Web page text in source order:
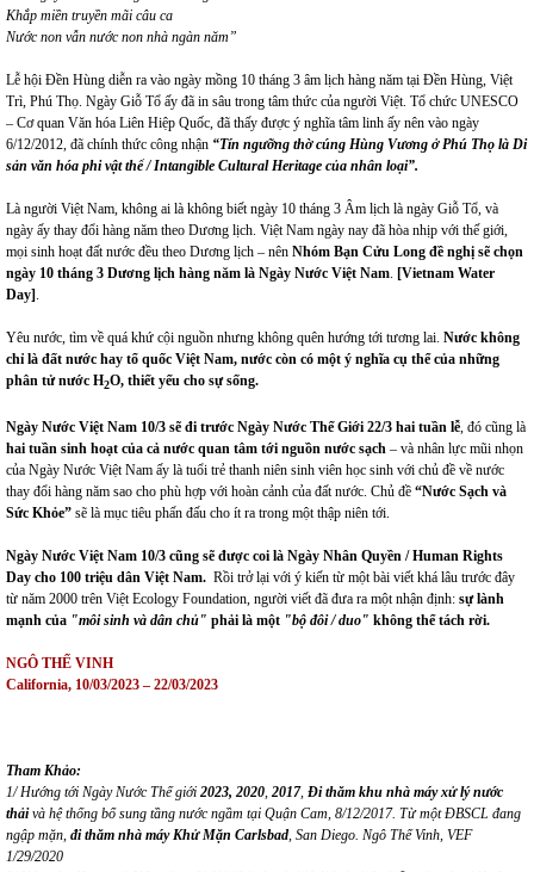
Khắp miền truyền mãi câu ca
Nước non vẫn nước non nhà ngàn năm”
Lễ hội Đền Hùng diễn ra vào ngày mồng 10 tháng 3 âm lịch hàng năm tại Đền Hùng, Việt
Trì, Phú Thọ. Ngày Giỗ Tổ ấy đã in sâu trong tâm thức của người Việt. Tổ chức UNESCO
– Cơ quan Văn hóa Liên Hiệp Quốc, đã thấy được ý nghĩa tâm linh ấy nên vào ngày
6/12/2012, đã chính thức công nhận “Tín ngưỡng thờ cúng Hùng Vương ở Phú Thọ là Di
sản văn hóa phi vật thể/ Intangible Cultural Heritage của nhân loại”.
Là người Việt Nam, không ai là không biết ngày 10 tháng 3 Âm lịch là ngày Giỗ Tổ, và
ngày ấy thay đổi hàng năm theo Dương lịch. Việt Nam ngày nay đã hòa nhịp với thế giới,
mọi sinh hoạt đất nước đều theo Dương lịch – nên Nhóm Bạn Cửu Long đề nghị sẽ chọn
ngày 10 tháng 3 Dương lịch hàng năm là Ngày Nước Việt Nam. [Vietnam Water
Day] .
Yêu nước, tìm về quá khứ cội nguồn nhưng không quên hướng tới tương lai. Nước không
chỉ là đất nước hay tổ quốc Việt Nam, nước còn có một ý nghĩa cụ thể của những
phân tử nước H2O, thiết yếu cho sự sống.
Ngày Nước Việt Nam 10/3 sẽ đi trước Ngày Nước Thế Giới 22/3 hai tuần lễ , đó cũng là
hai tuần sinh hoạt của cả nước quan tâm tới nguồn nước sạch – và nhân lực mũi nhọn
của Ngày Nước Việt Nam ấy là tuổi trẻ thanh niên sinh viên học sinh với chủ đề về nước
thay đổi hàng năm sao cho phù hợp với hoàn cảnh của đất nước. Chủ đề “Nước Sạch và
Sức Khỏe” sẽ là mục tiêu phấn đấu cho ít ra trong một thập niên tới.
Ngày Nước Việt Nam 10/3 cũng sẽ được coi là Ngày Nhân Quyền / Human Rights
Day cho 100 triệu dân Việt Nam. Rồi trở lại với ý kiến từ một bài viết khá lâu trước đây
từ năm 2000 trên Việt Ecology Foundation, người viết đã đưa ra một nhận định: sự lành
mạnh của "môi sinh và dân chủ" phải là một "bộ đôi / duo" không thể tách rời.
NGÔ THẾ VINH
California, 10/03/2023 – 22/03/2023
Tham Khảo:
1/ Hướng tới Ngày Nước Thế giới 2023, 2020 2017, Đi thăm khu nhà máy xử lý nước
thảivà hệ thống bổ sung tầng nước ngầm tại Quận Cam, 8/12/2017. Từ một ĐBSCL đang
ngập mặn, đi thăm nhà máy Khử Mặn Carlsbad , San Diego. Ngô Thế Vinh, VEF
1/29/2020